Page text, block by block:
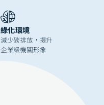
綠化環境
減少碳排放，提升
企業級機關形象